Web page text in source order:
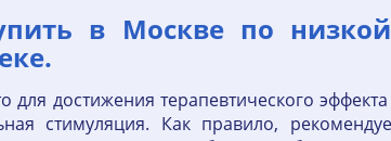
в Москве по
для достижения терапевтического
стимуляция. Как правило,